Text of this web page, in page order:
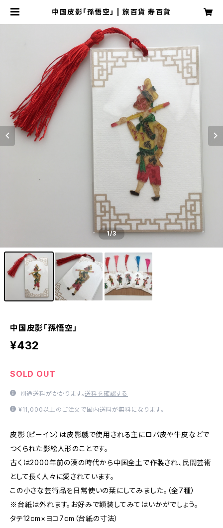
中国皮影「孫悟空」 | 旅百貨 寿百貨
1/3
中国皮影「孫悟空」
¥432
SOLD OUT
別途送料がかかります。送料を確認する
¥11,000以上のご注文で国内送料が無料になります。
皮影（ピーイン）は皮影戯で使用される主にロバ皮や牛皮などで
つくられた影絵人形のことです。
古くは2000年前の漢の時代から中国全土で作製され、民間芸術
として長く人々に愛されています。
この小さな芸術品を日常使いの栞にしてみました。（全7種）
※台紙は外れます。お好みで額装してみてはいかがでしょう。
タテ12cm×ヨコ7cm（台紙の寸法）